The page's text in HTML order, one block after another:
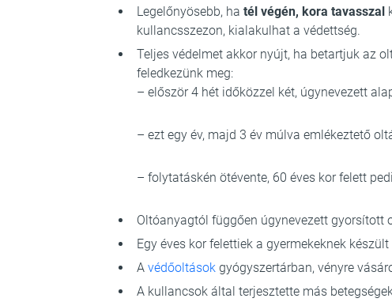
Legelőnyösebb, ha tél végén, kora tavasszal
kullancsszezon, kialakulhat a védettség.
Teljes védelmet akkor nyújt, ha betartjuk az
feledkezünk meg:
– először 4 hét időközzel két, úgynevezett
– ezt egy év, majd 3 év múlva emlékeztető
– folytatáskén ötévente, 60 éves kor felett
Oltóanyagtól függően úgynevezett gyorsított
Egy éves kor felettiek a gyermekeknek
A védőoltások gyógyszertárban, vényre
A kullancsok által terjesztette más